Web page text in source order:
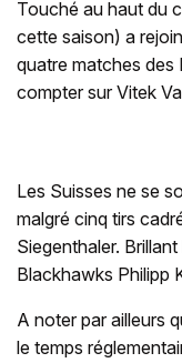
Touché au haut du
cette saison) a
quatre matches des
compter sur Vitek
Les Suisses ne se
malgré cinq tirs
Siegenthaler.
Blackhawks Philipp
A noter par ailleurs
le temps